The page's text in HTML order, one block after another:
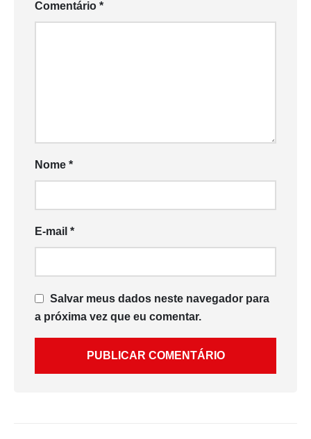
Comentário *
Nome *
E-mail *
Salvar meus dados neste navegador para
a próxima vez que eu comentar.